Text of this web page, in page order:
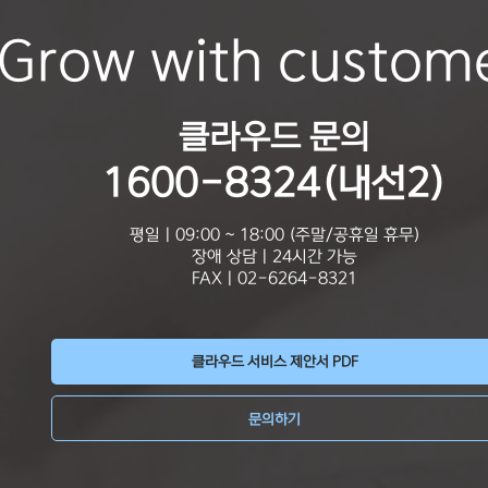
with
클라우드 문의
1600-8324(내선2)
평일 | 09:00 ~ 18:00 (주말/공휴일 휴무)
장애 상담 | 24시간 가능
FAX | 02-6264-8321
클라우드 서비스 제안서 PDF
문의하기